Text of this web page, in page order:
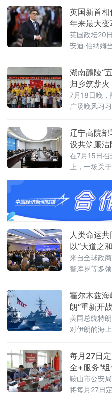
岸信托设立
得税征管规
岸信托以及
人所得税法
税。近年来
英国新首相
年来最大变
英国政坛20
安迪·伯纳姆
首相斯塔默
纳姆就任后
多项人事任
时代的明确
据首相办公
上
湖南醴陵“
归乡筑薪火
7月18日晚，
广场晚风习
益实践团暑
演，也是本
相传的一次
工商大学落
市艺教融合
辽宁高院部
设共筑廉洁
在7月15日召
上，一场关
庭家教家风
院家共建，
议对当前全
行了分析，
我革命精神
初心、铸法
人类命运
以“大道之
来自全球政
智库界等多
王晶以《开
讲，她指出
生产力与物
发展、安全、
霍尔木兹海
朗“重新开
美国总统特
对伊朗的海
取20%的费
锁行动将于
时间14日23
两国总统6月
效不到一个
每月27日
全+服务"组
鞍山市公安
将每月27日